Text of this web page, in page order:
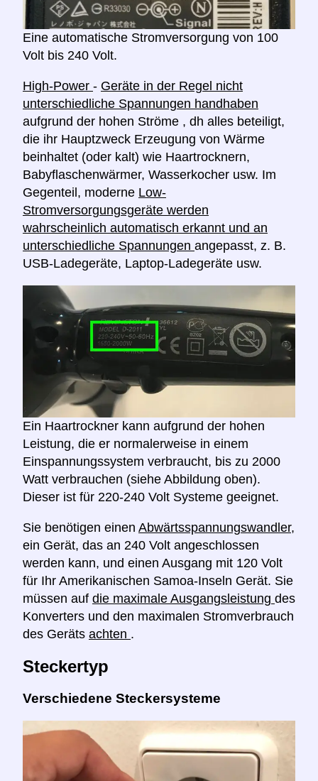
Eine automatische Stromversorgung von 100
Volt bis 240 Volt.
High-Power - Geräte in der Regel nicht
unterschiedliche Spannungen handhaben
aufgrund der hohen Ströme , dh alles beteiligt,
die ihr Hauptzweck Erzeugung von Wärme
beinhaltet (oder kalt) wie Haartrocknern,
Babyflaschenwärmer, Wasserkocher usw. Im
Gegenteil, moderne Low-
Stromversorgungsgeräte werden
wahrscheinlich automatisch erkannt und an
unterschiedliche Spannungen angepasst, z. B.
USB-Ladegeräte, Laptop-Ladegeräte usw.
Ein Haartrockner kann aufgrund der hohen
Leistung, die er normalerweise in einem
Einspannungssystem verbraucht, bis zu 2000
Watt verbrauchen (siehe Abbildung oben).
Dieser ist für 220-240 Volt Systeme geeignet.
Sie benötigen einen Abwärtsspannungswandler,
ein Gerät, das an 240 Volt angeschlossen
werden kann, und einen Ausgang mit 120 Volt
für Ihr Amerikanischen Samoa-Inseln Gerät. Sie
müssen auf die maximale Ausgangsleistung des
Konverters und den maximalen Stromverbrauch
des Geräts achten .
Steckertyp
Verschiedene Steckersysteme